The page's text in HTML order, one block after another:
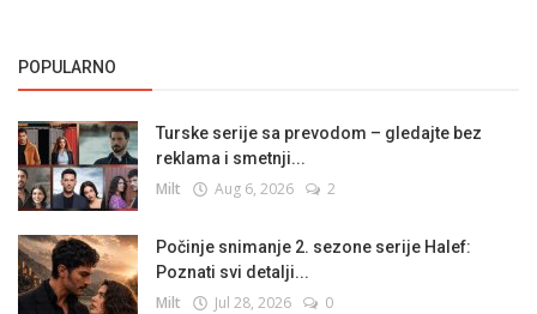
POPULARNO
Turske serije sa prevodom – gledajte bez
reklama i smetnji...
Milt Aug 6, 2026 2
Počinje snimanje 2. sezone serije Halef:
Poznati svi detalji...
Milt Jul 28, 2026 0